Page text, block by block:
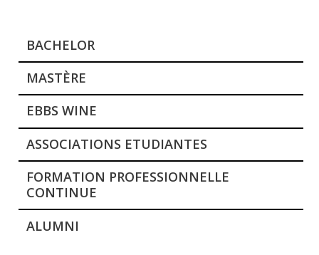
BACHELOR
MASTÈRE
EBBS WINE
ASSOCIATIONS ETUDIANTES
FORMATION PROFESSIONNELLE
CONTINUE
ALUMNI